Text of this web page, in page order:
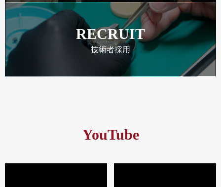
RECRUIT
技術者採用
YouTube